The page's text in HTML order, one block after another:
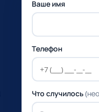
Ваше имя
Телефон
Что случилось